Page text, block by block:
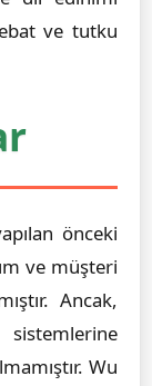
ve tutku
önceki
ve müşteri
Ancak,
Wu